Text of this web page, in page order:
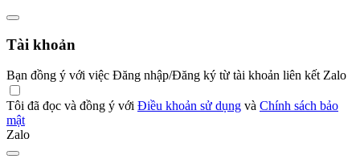
Tài khoản
Bạn đồng ý với việc Đăng nhập/Đăng ký từ tài khoản liên kết Zalo
Tôi đã đọc và đồng ý với Điều khoản sử dụng và Chính sách bảo
mật
Zalo